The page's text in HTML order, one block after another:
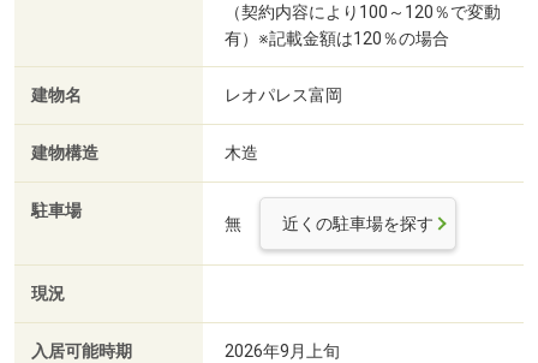
（契約内容により100～120％で変動
有）※記載金額は120％の場合
建物名 レオパレス富岡
建物構造 木造
駐車場
無 近くの駐車場を探す
現況
入居可能時期 2026年9月上旬